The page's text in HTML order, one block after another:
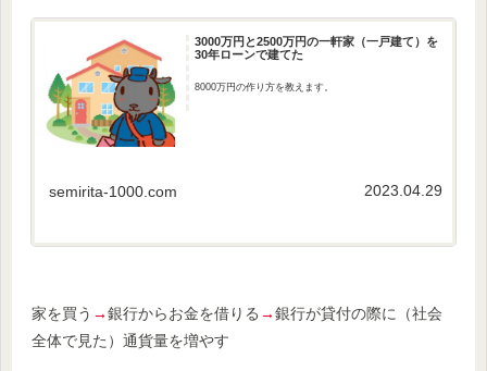
3000万円と2500万円の一軒家（一戸建て）を
30年ローンで建てた
8000万円の作り方を教えます。
semirita-1000.com 2023.04.29
家を買う →銀行からお金を借りる →銀行が貸付の際に（社会
全体で見た）通貨量を増やす